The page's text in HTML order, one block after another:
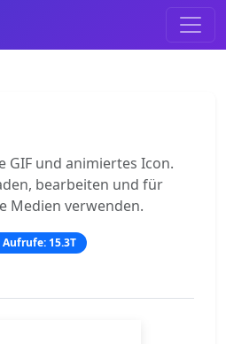
GIF und animiertes Icon.
bearbeiten und für
Medien verwenden.
Aufrufe: 15.3T